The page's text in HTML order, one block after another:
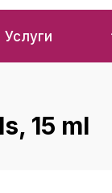
Услуги
15 ml